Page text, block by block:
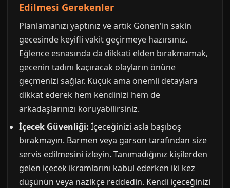
Edilmesi Gerekenler
Planlamanızı yaptınız ve artık Gönen'in sakin
gecesinde keyifli vakit geçirmeye hazırsınız.
Eğlence esnasında da dikkati elden bırakmamak,
gecenin tadını kaçıracak olayların önüne
geçmenizi sağlar. Küçük ama önemli detaylara
dikkat ederek hem kendinizi hem de
arkadaşlarınızı koruyabilirsiniz.
İçecek Güvenliği: İçeceğinizi asla başıboş
bırakmayın. Barmen veya garson tarafından size
servis edilmesini izleyin. Tanımadığınız kişilerden
gelen içecek ikramlarını kabul ederken iki kez
düşünün veya nazikçe reddedin. Kendi içeceğinizi